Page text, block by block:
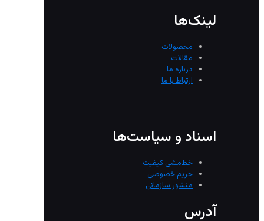
لینک‌ها
محصولات
مقالات
درباره ما
ارتباط با ما
اسناد و سیاست‌ها
خط‌مشی کیفیت
حریم خصوصی
منشور سازمانی
آدرس